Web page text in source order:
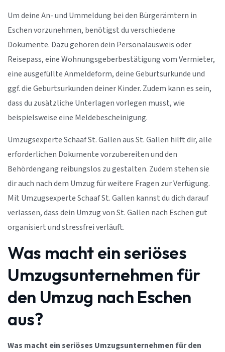
Um deine An- und Ummeldung bei den Bürgerämtern in
Eschen vorzunehmen, benötigst du verschiedene
Dokumente. Dazu gehören dein Personalausweis oder
Reisepass, eine Wohnungsgeberbestätigung vom Vermieter,
eine ausgefüllte Anmeldeform, deine Geburtsurkunde und
ggf. die Geburtsurkunden deiner Kinder. Zudem kann es sein,
dass du zusätzliche Unterlagen vorlegen musst, wie
beispielsweise eine Meldebescheinigung.
Umzugsexperte Schaaf St. Gallen aus St. Gallen hilft dir, alle
erforderlichen Dokumente vorzubereiten und den
Behördengang reibungslos zu gestalten. Zudem stehen sie
dir auch nach dem Umzug für weitere Fragen zur Verfügung.
Mit Umzugsexperte Schaaf St. Gallen kannst du dich darauf
verlassen, dass dein Umzug von St. Gallen nach Eschen gut
organisiert und stressfrei verläuft.
Was macht ein seriöses
Umzugsunternehmen für
den Umzug nach Eschen
aus?
Was macht ein seriöses Umzugsunternehmen für den